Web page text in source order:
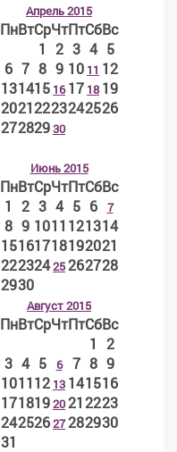
Апрель 2015
ПнВтСрЧтПтСбВс
1
2 3 4 5
6 7 8 9 10 11 12
131415 16 17 18 19
20212223242526
27282930
Июнь 2015
ПнВтСрЧтПтСбВс
1
2 3 4 5 6 7
8 9 1011 121314
15161718192021
22232425262728
2930
Август 2015
ПнВтСрЧтПтСбВс
1
2
3 4 5 6 7 8 9
101112 13 141516
17181920212223
24252627282930
31